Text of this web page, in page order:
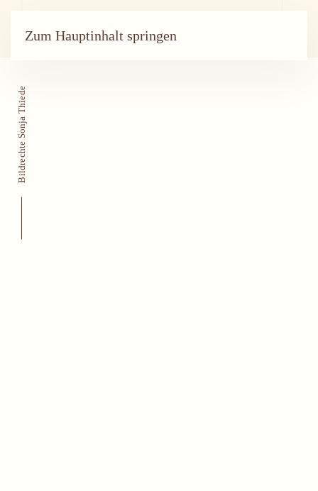
Zum Hauptinhalt springen
Bildrechte Sonja Thiede